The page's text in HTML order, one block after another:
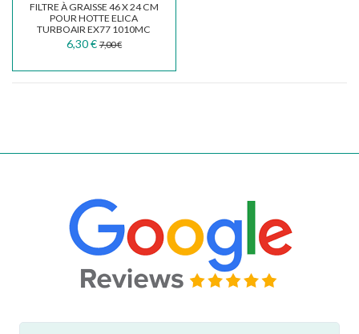
FILTRE À GRAISSE 46 X 24 CM
POUR HOTTE ELICA
TURBOAIR EX77 1010MC
6,30 € 7,00 €